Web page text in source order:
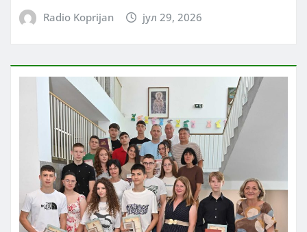
Radio Koprijan јул 29, 2026